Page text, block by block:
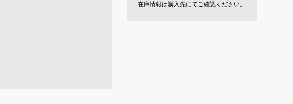
在庫情報は購入先にてご確認ください。